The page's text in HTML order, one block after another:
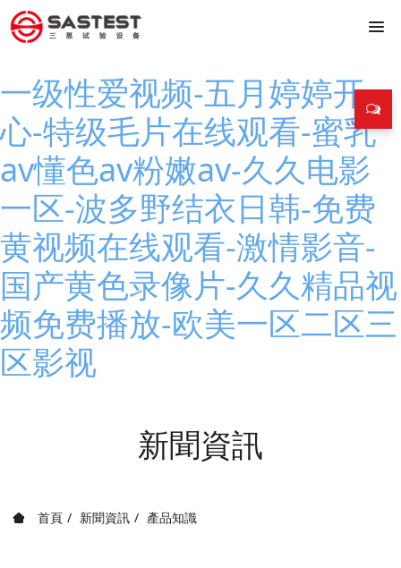
一级性爱视频-五月婷婷开
心-特级毛片在线观看-蜜乳
av懂色av粉嫩av-久久电影
一区-波多野结衣日韩-免费
黄视频在线观看-激情影音-
国产黄色录像片-久久精品视
频免费播放-欧美一区二区三
区影视
新聞資訊
首頁 新聞資訊 產品知識